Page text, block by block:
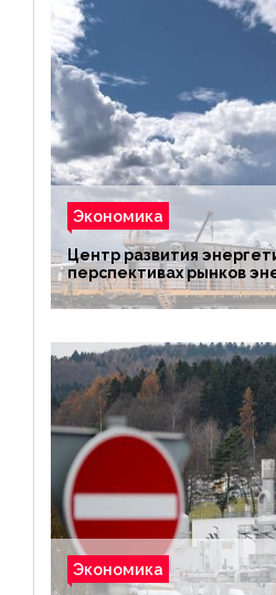
Экономика
Центр развития
перспективах рынков
Экономика